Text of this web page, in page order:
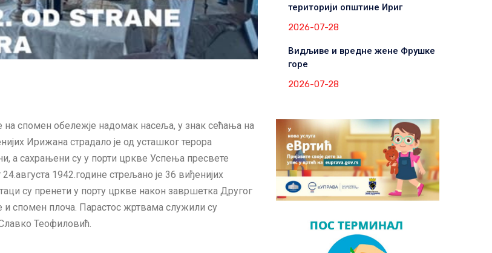
спомен обележје надомак насеља, у знак сећања на
Ирижана страдало је од усташког терора
а сахрањени су у порти цркве Успења пресвете
1942.године стрељано је 36 виђенијих
су пренети у порту цркве након завршетка Другог
и спомен плоча. Парастос жртвама служили су
Теофиловић.
територији општине Ириг
2026-07-28
Видљиве и вредне жене Фрушке
горе
2026-07-28